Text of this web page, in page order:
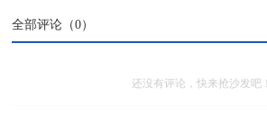
全部评论（0）
还没有评论，快来抢沙发吧！